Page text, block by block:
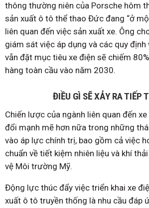
thông thường niên của Porsche hôm
sản xuất ô tô thể thao Đức đang “ở
liên quan đến việc sản xuất xe. Ông
giám sát việc áp dụng và các quy định
vẫn đặt mục tiêu xe điện sẽ chiếm
hàng toàn cầu vào năm 2030.
ĐIỀU GÌ SẼ XẢY RA TIẾP
Chiến lược của ngành liên quan đến
đổi mạnh mẽ hơn nữa trong những
vào áp lực chính trị, bao gồm cả việc
chuẩn về tiết kiệm nhiên liệu và khí
vệ Môi trường Mỹ.
Động lực thúc đẩy việc triển khai xe
xuất ô tô truyền thống là nhu cầu đáp